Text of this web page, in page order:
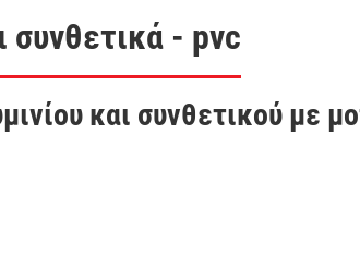
συνθετικά - pvc
και συνθετικού με